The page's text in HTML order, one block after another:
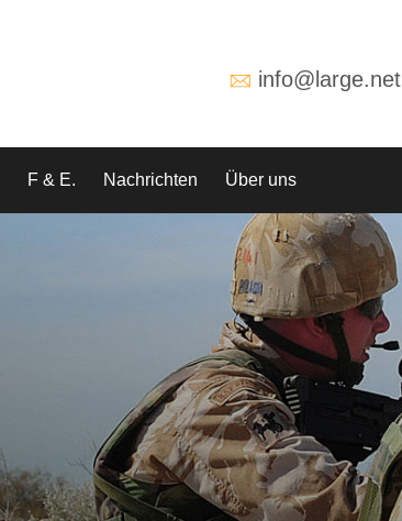
info@large.net
F & E. Nachrichten Über uns